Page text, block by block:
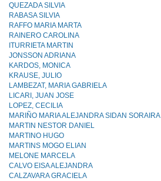
QUEZADA SILVIA
RABASA SILVIA
RAFFO MARIA MARTA
RAINERO CAROLINA
ITURRIETA MARTIN
JONSSON ADRIANA
KARDOS, MONICA
KRAUSE, JULIO
LAMBEZAT, MARIA GABRIELA
LICARI, JUAN JOSE
LOPEZ, CECILIA
MARIÑO MARIA ALEJANDRA SIDAN SORAIRA
MARTIN NESTOR DANIEL
MARTINO HUGO
MARTINS MOGO ELIAN
MELONE MARCELA
CALVO EISA ALEJANDRA
CALZAVARA GRACIELA